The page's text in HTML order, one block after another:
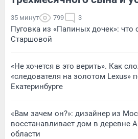
35 минут 799 3
Пуговка из «Папиных дочек»: что
Старшовой
«Не хочется в это верить». Как
«следователя на золотом Lexus»
Екатеринбурге
«Вам зачем он?»: дизайнер из
восстанавливает дом в деревне
области